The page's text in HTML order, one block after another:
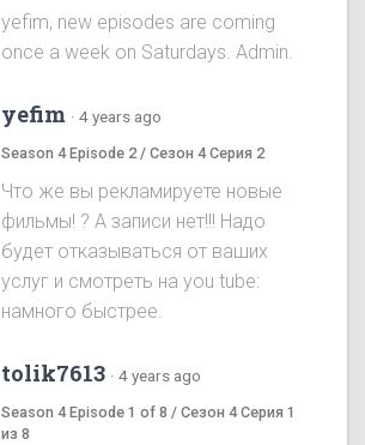
yefim, new episodes are coming
once a week on Saturdays. Admin.
yefim · 4 years ago
Season 4 Episode 2 / Сезон 4 Серия 2
Что же вы рекламируете новые
фильмы! ? А записи нет!!! Надо
будет отказываться от ваших
услуг и смотреть на you tube:
намного быстрее.
tolik7613 · 4 years ago
Season 4 Episode 1 of 8 / Сезон 4 Серия 1
из 8